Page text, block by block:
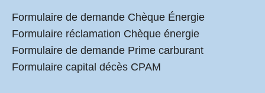
Formulaire de demande Chèque Énergie
Formulaire réclamation Chèque énergie
Formulaire de demande Prime carburant
Formulaire capital décès CPAM